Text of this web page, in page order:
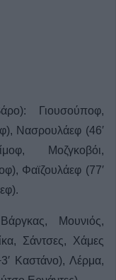
Γιουσούποφ,
Νασρουλάεφ (46′
Μοζγκοβόι,
Φαϊζουλάεφ (77′
Μουνιός,
Σάντσες, Χάμες
Καστάνο), Λέρμα,